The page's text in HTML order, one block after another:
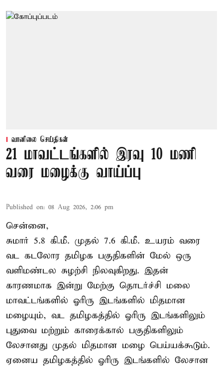
வானிலை செய்திகள்
21 மாவட்டங்களில் இரவு 10 மணி
வரை மழைக்கு வாய்ப்பு
Published on: 08 Aug 2026, 2:06 pm
சென்னை,
சுமார் 5.8 கி.மீ. முதல் 7.6 கி.மீ. உயரம் வரை
வட கடலோர தமிழக பகுதிகளின் மேல் ஒரு
வளிமண்டல சுழற்சி நிலவுகிறது. இதன்
காரணமாக இன்று மேற்கு தொடர்ச்சி மலை
மாவட்டங்களில் ஓரிரு இடங்களில் மிதமான
மழையும், வட தமிழகத்தில் ஓரிரு இடங்களிலும்
புதுவை மற்றும் காரைக்கால் பகுதிகளிலும்
லேசானது முதல் மிதமான மழை பெய்யக்கூடும்.
ஏனைய தமிழகத்தில் ஓரிரு இடங்களில் லேசான